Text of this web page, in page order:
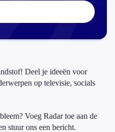
Deel je ideeën voor
op televisie, socials
Voeg Radar toe aan de
stuur ons een bericht.